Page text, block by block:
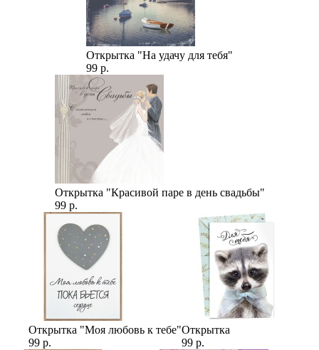
Открытка "На удачу для тебя"
99 р.
Открытка "Красивой паре в день свадьбы"
99 р.
Открытка "Моя любовь к тебе"
99 р.
Открытка
99 р.